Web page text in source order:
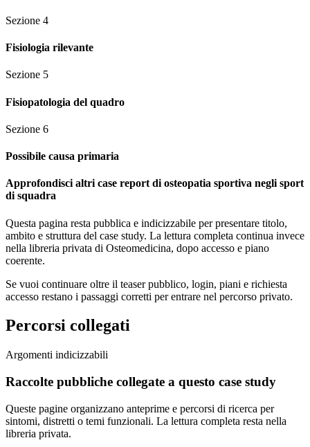
Sezione 4
Fisiologia rilevante
Sezione 5
Fisiopatologia del quadro
Sezione 6
Possibile causa primaria
Approfondisci altri case report di osteopatia sportiva negli sport
di squadra
Questa pagina resta pubblica e indicizzabile per presentare titolo,
ambito e struttura del case study. La lettura completa continua invece
nella libreria privata di Osteomedicina, dopo accesso e piano
coerente.
Se vuoi continuare oltre il teaser pubblico, login, piani e richiesta
accesso restano i passaggi corretti per entrare nel percorso privato.
Percorsi collegati
Argomenti indicizzabili
Raccolte pubbliche collegate a questo case study
Queste pagine organizzano anteprime e percorsi di ricerca per
sintomi, distretti o temi funzionali. La lettura completa resta nella
libreria privata.